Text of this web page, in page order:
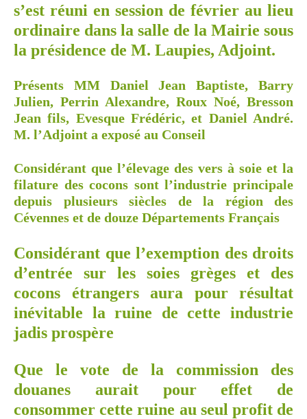
s’est réuni en session de février au lieu
ordinaire dans la salle de la Mairie sous
la présidence de M. Laupies, Adjoint.
Présents MM Daniel Jean Baptiste, Barry
Julien, Perrin Alexandre, Roux Noé, Bresson
Jean fils, Evesque Frédéric, et Daniel André.
M. l’Adjoint a exposé au Conseil
Considérant que l’élevage des vers à soie et la
filature des cocons sont l’industrie principale
depuis plusieurs siècles de la région des
Cévennes et de douze Départements Français
Considérant que l’exemption des droits
d’entrée sur les soies grèges et des
cocons étrangers aura pour résultat
inévitable la ruine de cette industrie
jadis prospère
Que le vote de la commission des
douanes aurait pour effet de
consommer cette ruine au seul profit de